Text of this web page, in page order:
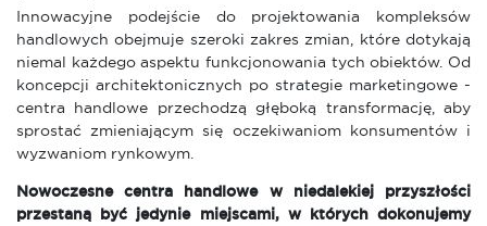
Innowacyjne podejście do projektowania kompleksów
handlowych obejmuje szeroki zakres zmian, które dotykają
niemal każdego aspektu funkcjonowania tych obiektów. Od
koncepcji architektonicznych po strategie marketingowe -
centra handlowe przechodzą głęboką transformację, aby
sprostać zmieniającym się oczekiwaniom konsumentów i
wyzwaniom rynkowym.
Nowoczesne centra handlowe w niedalekiej przyszłości
przestaną być jedynie miejscami, w których dokonujemy